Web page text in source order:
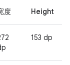
度 Height
153 dp